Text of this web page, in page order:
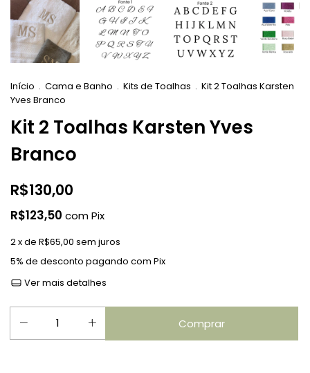
Início . Cama e Banho . Kits de Toalhas . Kit 2 Toalhas Karsten
Yves Branco
Kit 2 Toalhas Karsten Yves
Branco
R$130,00
R$123,50 comPix
2x de R$65,00 sem juros
5% de desconto pagando com Pix
Ver mais detalhes